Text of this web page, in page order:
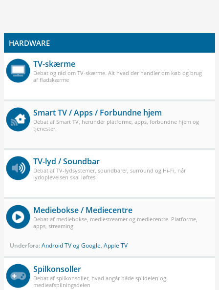
HARDWARE
TV-skærme
Debat og råd om TV-skærme. Alt hvad der handler om køb og brug
af fladskærme
Smart TV / Apps / Forbundne hjem
Debat af Smart TV, herunder platforme, apps, forbundne hjem og
tjenester.
TV-lyd / Soundbar
Debat af TV-lydsystemer, soundbarer, surround og Hi-Fi, når
lydoplevelsen skal løftes
Mediebokse / Mediecentre
Debat af mediebokse, mediestreamer og mediecentre. Platforme,
apps, streaming.
Underfora:Android TV og Google, Apple TV
Spilkonsoller
Debat af spilkonsoller, hvad angår både spildelen og
medieafspilningsdelen